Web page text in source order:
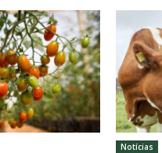
Notícias